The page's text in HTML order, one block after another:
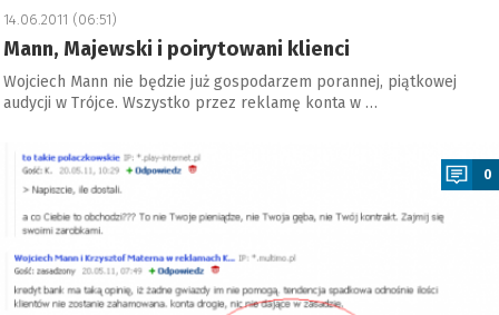
14.06.2011 (06:51)
Mann, Majewski i poirytowani klienci
Wojciech Mann nie będzie już gospodarzem porannej, piątkowej
audycji w Trójce. Wszystko przez reklamę konta w …
0